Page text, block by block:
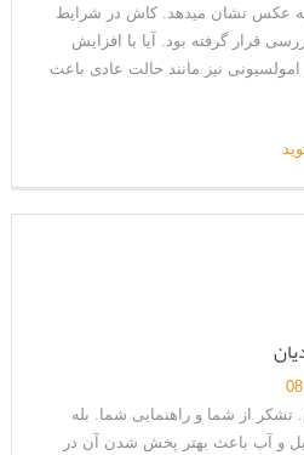
عکس نشان میدهد. کاش در شرایط
قرار گرفته بود. آیا با افزایش
نیز مانند حالت عادی باعث
تشکر از شما و راهنمایی شما. بله
و آب باعث بهتر پخش شدن آن در